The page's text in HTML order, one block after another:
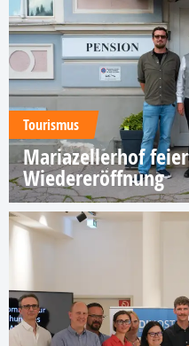
Tourismus
Mariazellerhof
Wiedereröffnung